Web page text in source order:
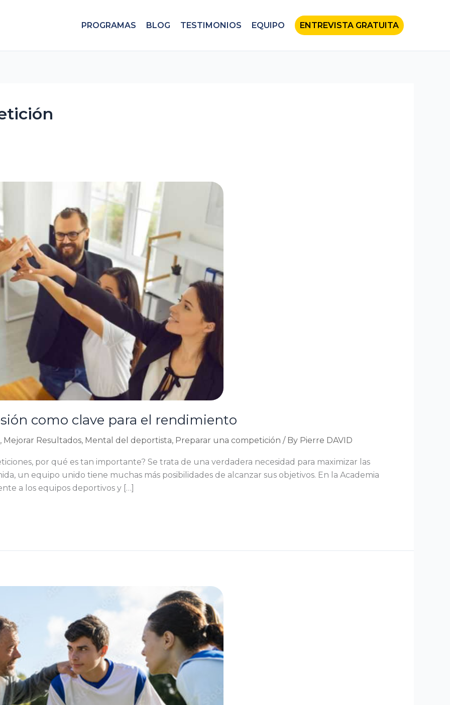
PROGRAMAS BLOG TESTIMONIOS EQUIPO ENTREVISTA GRATUITA
como clave para el rendimiento
, Mejorar Resultados, Mental del deportista, Preparar una competición / By Pierre DAVID
por qué es tan importante? Se trata de una verdadera necesidad para maximizar las
un equipo unido tiene muchas más posibilidades de alcanzar sus objetivos. En la Academia
a los equipos deportivos y […]